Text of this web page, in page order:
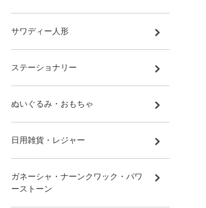
サワディー人形
ステーショナリー
ぬいぐるみ・おもちゃ
日用雑貨・レジャー
ガネーシャ・ナーンクワック・パワ
ーストーン